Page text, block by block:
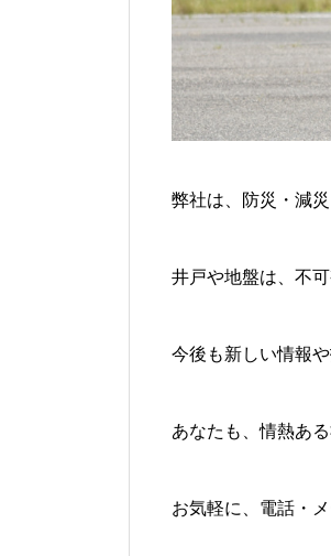
弊社は、防災・減
井戸や地盤は、不
今後も新しい情報
あなたも、情熱あ
お気軽に、電話・